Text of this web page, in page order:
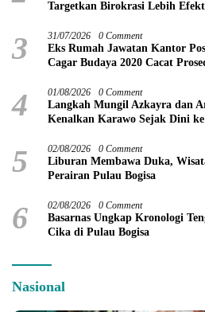
Targetkan Birokrasi Lebih
3 31/07/2026 0 Comment
Eks Rumah Jawatan Kantor
Cagar Budaya 2020 Cacat
4 01/08/2026 0 Comment
Langkah Mungil Azkayra dan
Kenalkan Karawo Sejak Dini ke
5 02/08/2026 0 Comment
Liburan Membawa Duka,
Perairan Pulau Bogisa
6 02/08/2026 0 Comment
Basarnas Ungkap Kronologi
Cika di Pulau Bogisa
Nasional